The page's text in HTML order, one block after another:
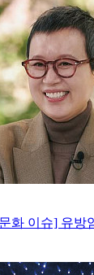
화 이슈] 유방